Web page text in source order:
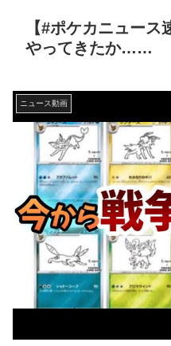
【#ポケカニュー
やってきたか……
ニュース動画